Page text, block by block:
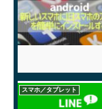
スマホ／タブレット